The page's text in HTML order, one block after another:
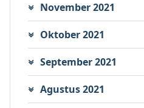
November 2021
Oktober 2021
September 2021
Agustus 2021